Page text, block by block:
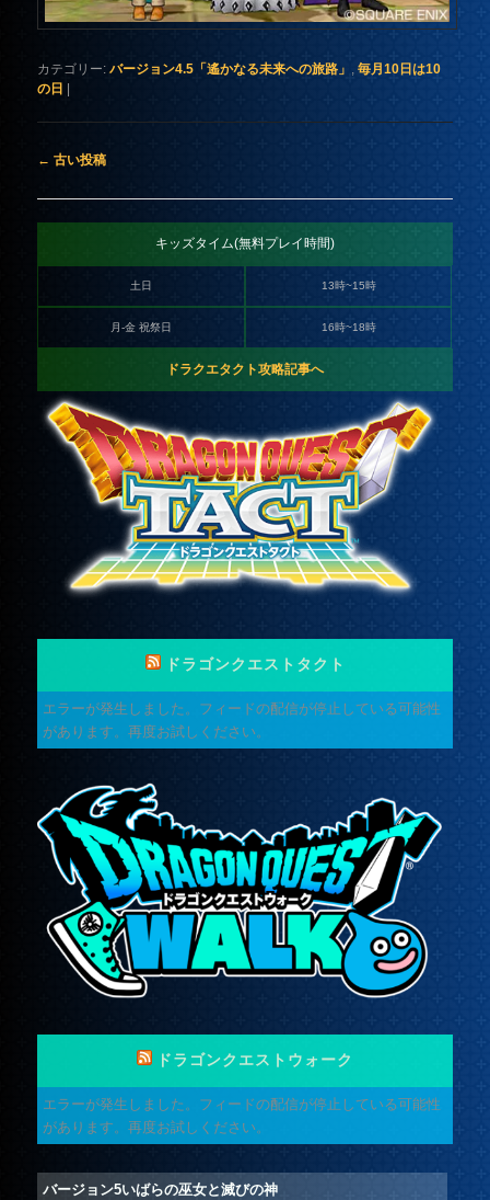
カテゴリー: バージョン4.5「遙かなる未来への旅路」 ,毎月10日は10
の日
投稿ナビゲーション
← 古い投稿
キッズタイム(無料プレイ時間)
土日 13時~15時
月-金 祝祭日 16時~18時
ドラクエタクト攻略記事へ
ドラゴンクエストタクト
エラーが発生しました。フィードの配信が停止している可能性
があります。再度お試しください。
ドラゴンクエストウォーク
エラーが発生しました。フィードの配信が停止している可能性
があります。再度お試しください。
バージョン5いばらの巫女と滅びの神